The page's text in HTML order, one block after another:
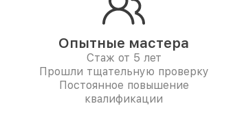
Опытные мастера
Стаж от 5 лет
Прошли тщательную проверку
Постоянное повышение
квалификации